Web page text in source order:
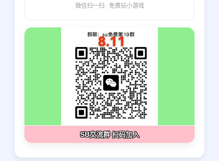
微信扫一扫 · 免费玩小游戏
SU交流群 扫码加入